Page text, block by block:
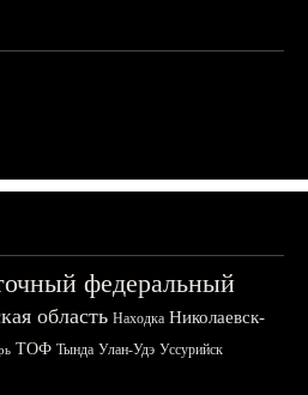
федеральный
область Находка Николаевск-
ТОФ Тында Улан-Удэ Уссурийск